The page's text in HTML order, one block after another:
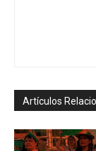
Artículos